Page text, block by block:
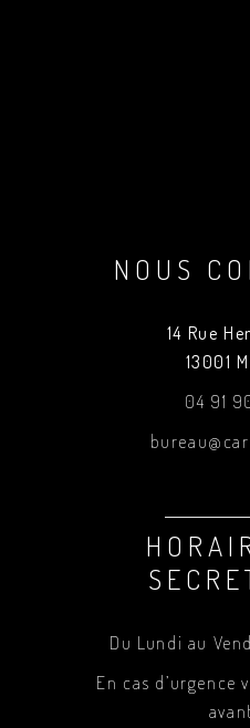
NOUS
14 Rue
13001
04 91
Du Lundi au
En cas d’urgence